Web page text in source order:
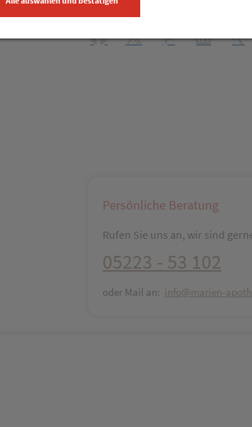
Produkt-Info mit Freunden teilen
Facebook
X PinterestLinkedIn
Persönliche Beratung
Rufen Sie uns an, wir sind
05223 - 53 102
oder Mail an: info@marien-